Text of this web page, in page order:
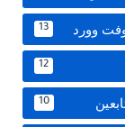
وورد 13
12
10